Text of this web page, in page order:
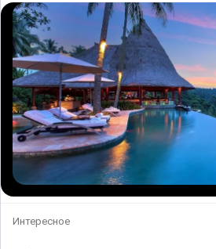
Интересное